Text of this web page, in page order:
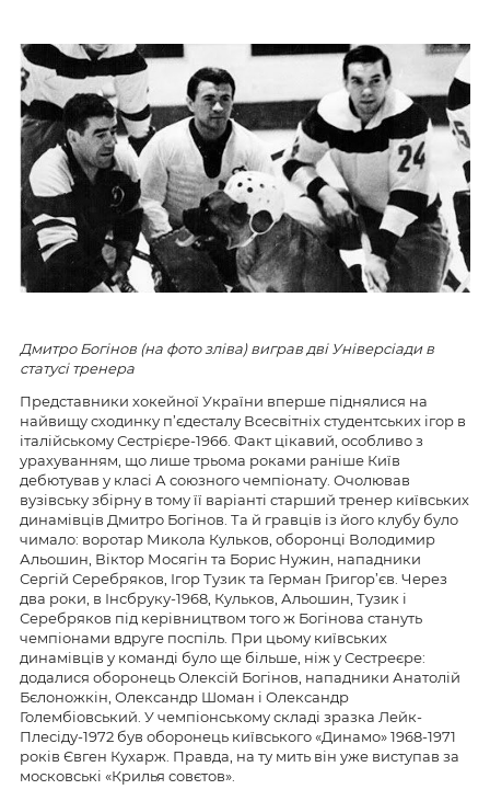
Дмитро Богінов (на фото зліва) виграв дві Універсіади в
статусі тренера
Представники хокейної України вперше піднялися на
найвищу сходинку п’єдесталу Всесвітніх студентських ігор в
італійському Сестрієре-1966. Факт цікавий, особливо з
урахуванням, що лише трьома роками раніше Київ
дебютував у класі А союзного чемпіонату. Очолював
вузівську збірну в тому її варіанті старший тренер київських
динамівців Дмитро Богінов. Та й гравців із його клубу було
чимало: воротар Микола Кульков, оборонці Володимир
Альошин, Віктор Мосягін та Борис Нужин, нападники
Сергій Серебряков, Ігор Тузик та Герман Григор’єв. Через
два роки, в Інсбруку-1968, Кульков, Альошин, Тузик і
Серебряков під керівництвом того ж Богінова стануть
чемпіонами вдруге поспіль. При цьому київських
динамівців у команді було ще більше, ніж у Сестреєре:
додалися оборонець Олексій Богінов, нападники Анатолій
Бєлоножкін, Олександр Шоман і Олександр
Голембіовський. У чемпіонському складі зразка Лейк-
Плесіду-1972 був оборонець київського «Динамо» 1968-1971
років Євген Кухарж. Правда, на ту мить він уже виступав за
московські «Крилья совєтов».